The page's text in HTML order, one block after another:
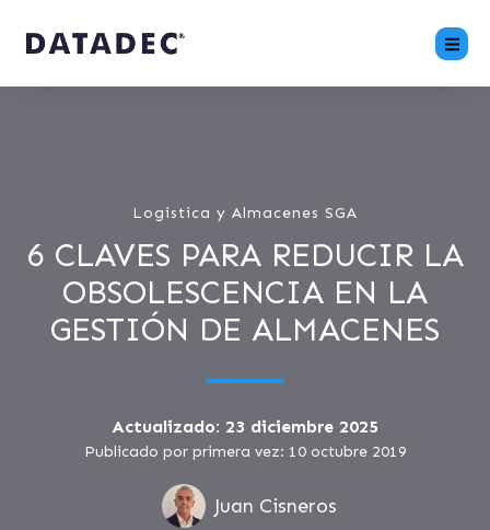
Logistica y Almacenes SGA
6 CLAVES PARA REDUCIR LA
OBSOLESCENCIA EN LA
GESTIÓN DE ALMACENES
Actualizado: 23 diciembre 2025
Publicado por primera vez: 10 octubre 2019
Juan Cisneros